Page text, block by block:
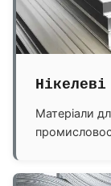
Матеріали